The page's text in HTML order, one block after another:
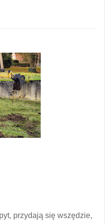
przydają się wszędzie,